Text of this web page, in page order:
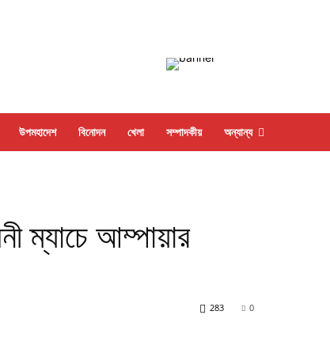
উপমহাদেশ বিনোদন খেলা সম্পাদকীয় অন্যান্য
ম্যাচে আম্পায়ার
0
283